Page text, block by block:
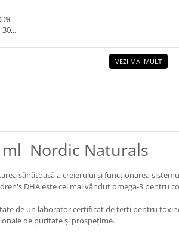
VEZI MAI MULT
ml Nordic Naturals
sănătoasă a creierului și funcționarea
DHA este cel mai vândut omega-3 pentru
de un laborator certificat de terți pentru
de puritate și prospețime.